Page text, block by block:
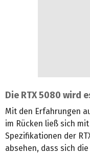
Die RTX 5080 wird
Mit den Erfahrungen
im Rücken ließ sich
Spezifikationen der
absehen, dass sich